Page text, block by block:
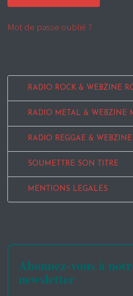
Mot de passe oublié ?
RADIO ROCK & WEBZINE
RADIO METAL & WEBZINE
RADIO REGGAE & WEBZINE
SOUMETTRE SON TITRE
MENTIONS LEGALES
Abonnez-vous à
newsletter